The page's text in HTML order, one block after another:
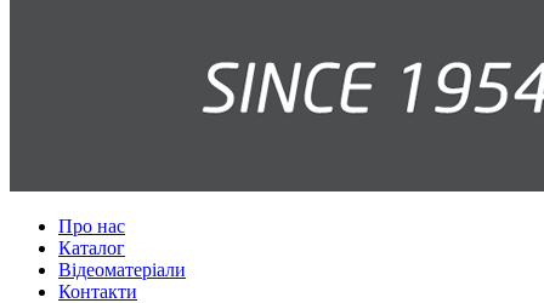
Про нас
Каталог
Відеоматеріали
Контакти